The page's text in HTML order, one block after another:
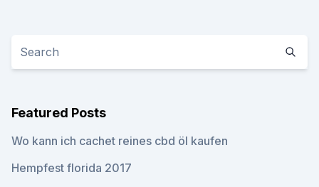
Featured Posts
Wo kann ich cachet reines cbd öl kaufen
Hempfest florida 2017